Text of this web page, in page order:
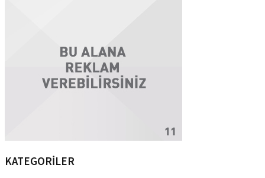
KATEGORİLER